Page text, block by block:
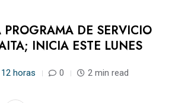
DE SERVICIO
INICIA ESTE LUNES
12 horas 0 2 min read